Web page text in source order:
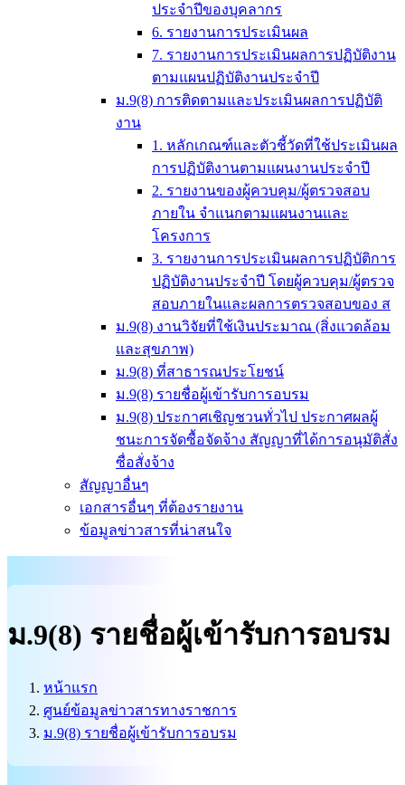
ประจำปีของบุคลากร
6. รายงานการประเมินผล
7. รายงานการประเมินผลการปฏิบัติงาน
ตามแผนปฏิบัติงานประจำปี
ม.9(8) การติดตามและประเมินผลการปฏิบัติ
งาน
1. หลักเกณฑ์และตัวชี้วัดที่ใช้ประเมินผล
การปฏิบัติงานตามแผนงานประจำปี
2. รายงานของผู้ควบคุม/ผู้ตรวจสอบ
ภายใน จำแนกตามแผนงานและ
โครงการ
3. รายงานการประเมินผลการปฏิบัติการ
ปฏิบัติงานประจำปี โดยผู้ควบคุม/ผู้ตรวจ
สอบภายในและผลการตรวจสอบของ ส
ม.9(8) งานวิจัยที่ใช้เงินประมาณ (สิ่งแวดล้อม
และสุขภาพ)
ม.9(8) ที่สาธารณประโยชน์
ม.9(8) รายชื่อผู้เข้ารับการอบรม
ม.9(8) ประกาศเชิญชวนทั่วไป ประกาศผลผู้
ชนะการจัดซื้อจัดจ้าง สัญญาที่ได้การอนุมัติสั่ง
ซื่อสั่งจ้าง
สัญญาอื่นๆ
เอกสารอื่นๆ ที่ต้องรายงาน
ข้อมูลข่าวสารที่น่าสนใจ
ม.9(8) รายชื่อผู้เข้ารับการอบรม
หน้าแรก
ศูนย์ข้อมูลข่าวสารทางราชการ
ม.9(8) รายชื่อผู้เข้ารับการอบรม